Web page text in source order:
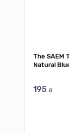
The SAEM
Natural
195